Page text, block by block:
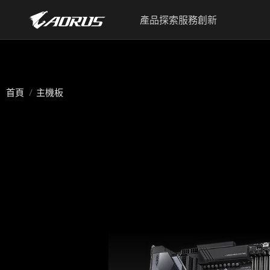
產品探索服務創新
首頁 主機板